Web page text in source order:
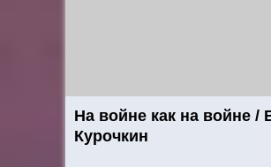
На войне как на войне /
Курочкин